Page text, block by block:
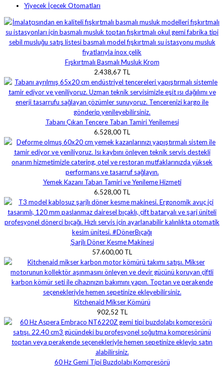
Yiyecek İçecek Otomatları
Fışkırtmalı Basmalı Musluk Krom
2.438,67 TL
Tabanı Çıkan Tencere Taban Tamiri Yenilemesi
6.528,00 TL
Yemek Kazanı Taban Tamiri ve Yenileme Hizmeti
6.528,00 TL
Şarjlı Döner Kesme Makinesi
57.600,00 TL
Kitchenaid Mikser Kömürü
902,52 TL
60 Hz Gemi Tipi Buzdolabı Kompresörü